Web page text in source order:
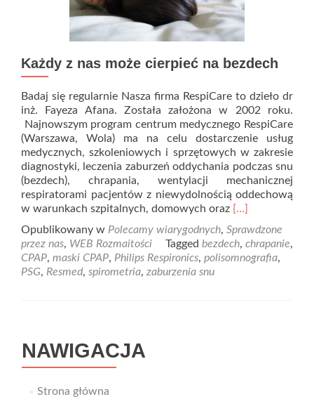
Każdy z nas może cierpieć na bezdech
Badaj się regularnie Nasza firma RespiCare to dzieło dr
inż. Fayeza Afana. Została założona w 2002 roku.
Najnowszym program centrum medycznego RespiCare
(Warszawa, Wola) ma na celu dostarczenie usług
medycznych, szkoleniowych i sprzętowych w zakresie
diagnostyki, leczenia zaburzeń oddychania podczas snu
(bezdech), chrapania, wentylacji mechanicznej
respiratorami pacjentów z niewydolnością oddechową
w warunkach szpitalnych, domowych oraz Read
about
Każdy
z
[…]
Opublikowany w Polecamy wiarygodnych, Sprawdzone
przez nas, WEB Rozmaitości Tagged bezdech, chrapanie,
CPAP, maski CPAP, Philips Respironics, polisomnografia,
PSG, Resmed, spirometria, zaburzenia snu
NAWIGACJA
Strona główna